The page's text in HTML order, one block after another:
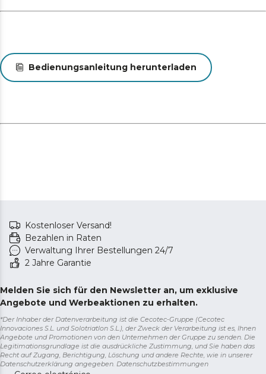
Bedienungsanleitung herunterladen
Kostenloser Versand!
Bezahlen in Raten
Verwaltung Ihrer Bestellungen 24/7
2 Jahre Garantie
Melden Sie sich für den Newsletter an, um exklusive
Angebote und Werbeaktionen zu erhalten.
*Der Inhaber der Datenverarbeitung ist die Cecotec-Gruppe (Cecotec
Innovaciones S.L. und Solotriatlon S.L.), der Zweck der Verarbeitung ist es, Ihnen
Angebote und Promotionen von den Unternehmen der Gruppe zu senden. Die
Legitimationsgrundlage ist die ausdrückliche Zustimmung, und Sie haben das
Recht auf Zugang, Berichtigung, Löschung und andere Rechte, wie in unserer
Datenschutzerklärung angegeben. Datenschutzbestimmungen